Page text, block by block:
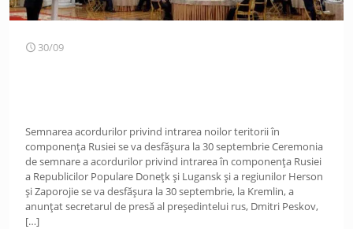
30/09
Semnarea acordurilor privind intrarea noilor teritorii în
componența Rusiei se va desfășura la 30 septembrie Ceremonia
de semnare a acordurilor privind intrarea în componența Rusiei
a Republicilor Populare Donețk și Lugansk și a regiunilor Herson
și Zaporojie se va desfășura la 30 septembrie, la Kremlin, a
anunțat secretarul de presă al președintelui rus, Dmitri Peskov,
[…]